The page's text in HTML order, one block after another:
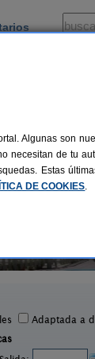
Adaptada a
Algunas son
necesitan de tu
Estas
DE COOKIES.